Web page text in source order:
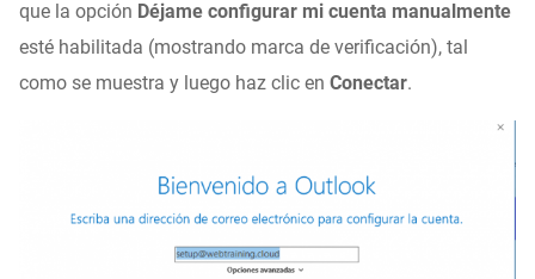
que la opción Déjame configurar mi cuenta manualmente
esté habilitada (mostrando marca de verificación), tal
como se muestra y luego haz clic en Conectar.